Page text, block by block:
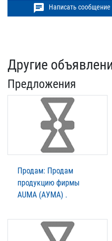
chat Написать сообщение
Другие
Предложения
Продам: Продам
продукцию фирмы
AUMA (АУМА) .